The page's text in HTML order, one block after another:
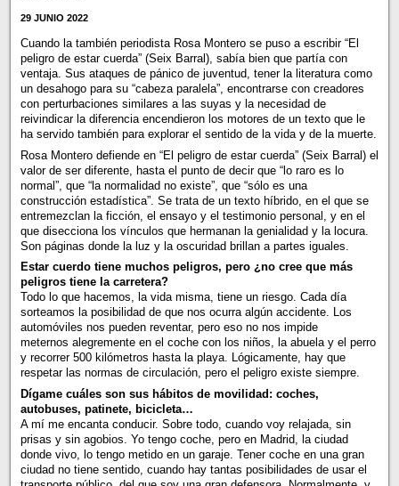
29 JUNIO 2022
Cuando la también periodista Rosa Montero se puso a escribir “El
peligro de estar cuerda” (Seix Barral), sabía bien que partía con
ventaja. Sus ataques de pánico de juventud, tener la literatura como
un desahogo para su “cabeza paralela”, encontrarse con creadores
con perturbaciones similares a las suyas y la necesidad de
reivindicar la diferencia encendieron los motores de un texto que le
ha servido también para explorar el sentido de la vida y de la muerte.
Rosa Montero defiende en “El peligro de estar cuerda” (Seix Barral) el
valor de ser diferente, hasta el punto de decir que “lo raro es lo
normal”, que “la normalidad no existe”, que “sólo es una
construcción estadística”. Se trata de un texto híbrido, en el que se
entremezclan la ficción, el ensayo y el testimonio personal, y en el
que disecciona los vínculos que hermanan la genialidad y la locura.
Son páginas donde la luz y la oscuridad brillan a partes iguales.
Estar cuerdo tiene muchos peligros, pero ¿no cree que más
peligros tiene la carretera?
Todo lo que hacemos, la vida misma, tiene un riesgo. Cada día
sorteamos la posibilidad de que nos ocurra algún accidente. Los
automóviles nos pueden reventar, pero eso no nos impide
meternos alegremente en el coche con los niños, la abuela y el perro
y recorrer 500 kilómetros hasta la playa. Lógicamente, hay que
respetar las normas de circulación, pero el peligro existe siempre.
Dígame cuáles son sus hábitos de movilidad: coches,
autobuses, patinete, bicicleta…
A mí me encanta conducir. Sobre todo, cuando voy relajada, sin
prisas y sin agobios. Yo tengo coche, pero en Madrid, la ciudad
donde vivo, lo tengo metido en un garaje. Tener coche en una gran
ciudad no tiene sentido, cuando hay tantas posibilidades de usar el